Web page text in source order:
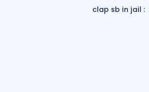
clap sb in jail :